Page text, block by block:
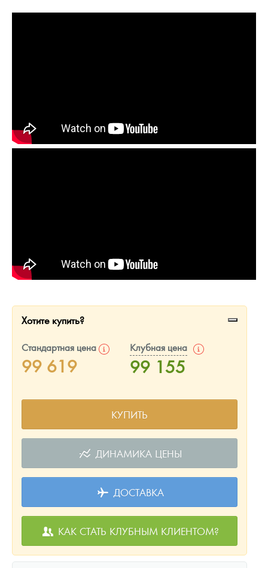
Хотите купить?
Стандартная цена
99 619
Клубная цена
99 155
КУПИТЬ
ДИНАМИКА ЦЕНЫ
ДОСТАВКА
КАК СТАТЬ КЛУБНЫМ КЛИЕНТОМ?